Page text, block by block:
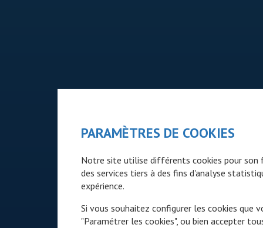
PARAMÈTRES DE COOKIES
Notre site utilise différents cookies pour son
des services tiers à des fins d'analyse
expérience.
Si vous souhaitez configurer les cookies que
"Paramétrer les cookies", ou bien accepter